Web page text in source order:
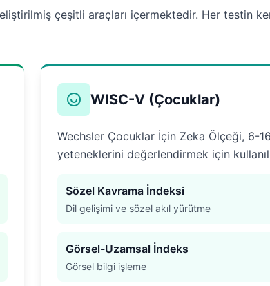
çeşitli araçları içermektedir. Her testin
WISC-V (Çocuklar)
Wechsler Çocuklar İçin Zeka Ölçeği, 6-
yeteneklerini değerlendirmek için
Sözel Kavrama İndeksi
Dil gelişimi ve sözel akıl yürütme
Görsel-Uzamsal İndeks
Görsel bilgi işleme